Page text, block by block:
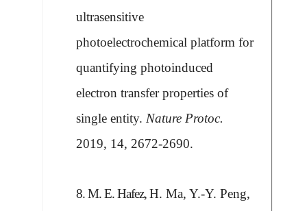
ultrasensitive
photoelectrochemical platform for
quantifying photoinduced
electron transfer properties of
single entity.Nature Protoc.
2019, 14, 2672-2690.
8. M. E. Hafez,H. Ma,Y.-Y. Peng,